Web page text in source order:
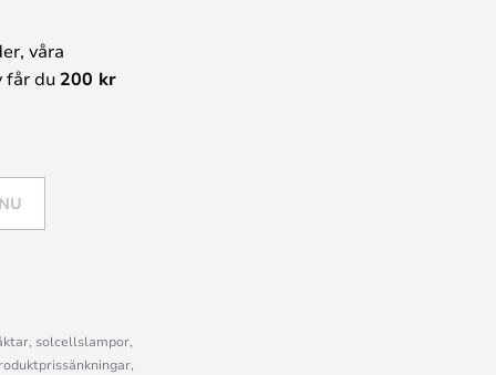
våra
får du 200 kr
solcellslampor,